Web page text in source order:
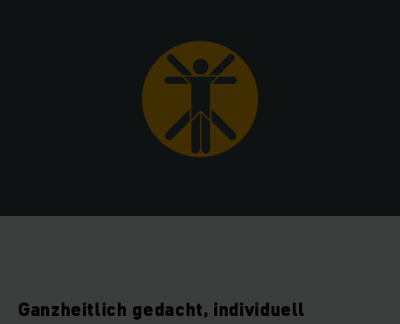
Ganzheitlich gedacht, individuell